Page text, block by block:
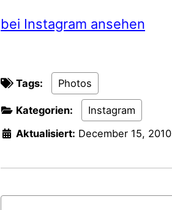
bei Instagram ansehen
Tags: Photos
Kategorien:
Instagram
Aktualisiert: December 15, 2010